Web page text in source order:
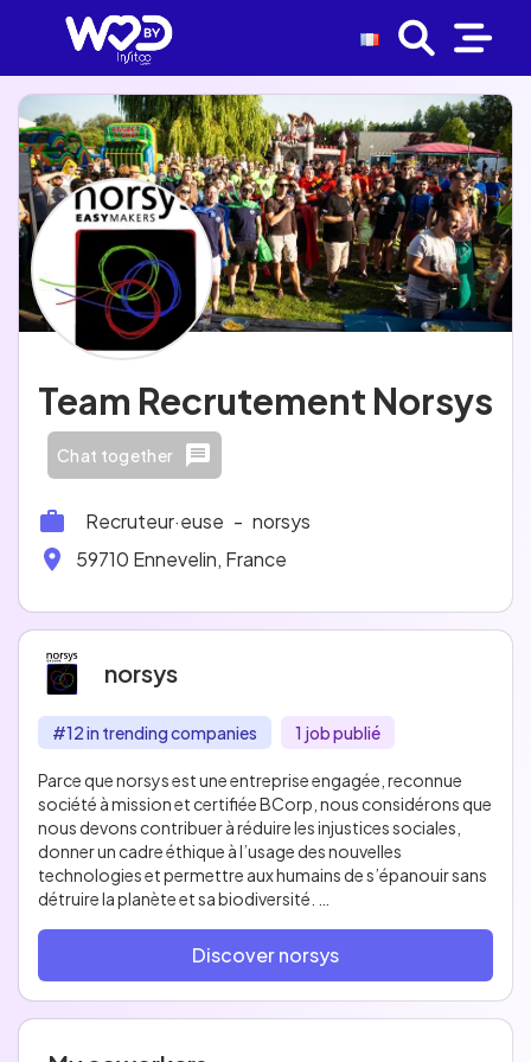
Team Recrutement Norsys
Chat together
Recruteur·euse - norsys
59710 Ennevelin, France
norsys
#12 in trending companies 1 job publié
Parce que norsys est une entreprise engagée, reconnue
société à mission et certifiée BCorp, nous considérons que
nous devons contribuer à réduire les injustices sociales,
donner un cadre éthique à l’usage des nouvelles
technologies et permettre aux humains de s’épanouir sans
détruire la planète et sa biodiversité.
d’être : « concevoir avec une préoccupation humaine et
éthique des usages du numérique efficaces afin de
modèle de développement, inspiré de la permaculture, qui
Discover norsys